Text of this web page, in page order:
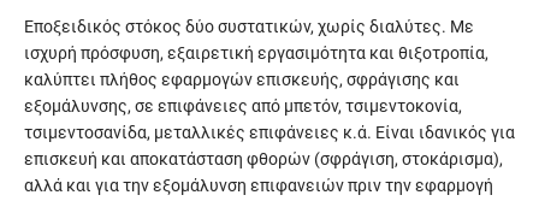
Εποξειδικός στόκος δύο συστατικών, χωρίς διαλύτες. Με
ισχυρή πρόσφυση, εξαιρετική εργασιμότητα και θιξοτροπία,
καλύπτει πλήθος εφαρμογών επισκευής, σφράγισης και
εξομάλυνσης, σε επιφάνειες από μπετόν, τσιμεντοκονία,
τσιμεντοσανίδα, μεταλλικές επιφάνειες κ.ά. Είναι ιδανικός για
επισκευή και αποκατάσταση φθορών (σφράγιση, στοκάρισμα),
αλλά και για την εξομάλυνση επιφανειών πριν την εφαρμογή